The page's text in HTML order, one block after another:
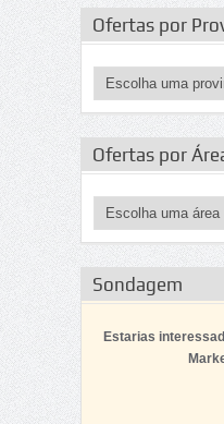
Ofertas por
Ofertas por
Sondagem
Estarias